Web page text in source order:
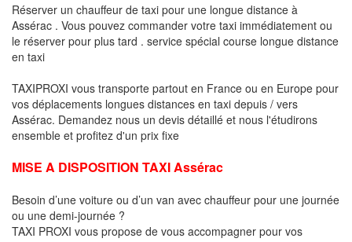
Réserver un chauffeur de taxi pour une longue distance à
Assérac . Vous pouvez commander votre taxi immédiatement ou
le réserver pour plus tard . service spécial course longue distance
en taxi
TAXIPROXI vous transporte partout en France ou en Europe pour
vos déplacements longues distances en taxi depuis / vers
Assérac. Demandez nous un devis détaillé et nous l'étudirons
ensemble et profitez d'un prix fixe
MISE A DISPOSITION TAXI Assérac
Besoin d’une voiture ou d’un van avec chauffeur pour une journée
ou une demi-journée ?
TAXI PROXI vous propose de vous accompagner pour vos